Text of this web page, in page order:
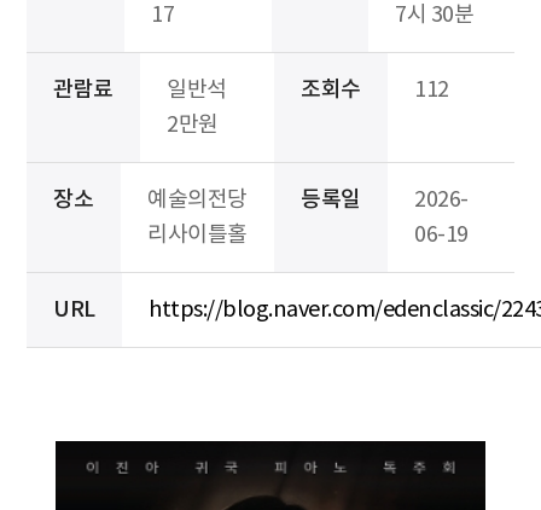
17
7시 30분
관람료
일반석
2만원
조회수 112
장소
예술의전당
리사이틀홀
등록일
2026-
06-19
URL https://blog.naver.com/edenclassic/